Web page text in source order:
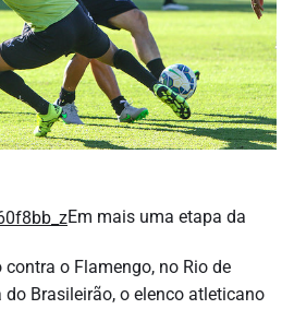
Em mais uma etapa da
o Flamengo, no Rio de
do Brasileirão, o elenco atleticano